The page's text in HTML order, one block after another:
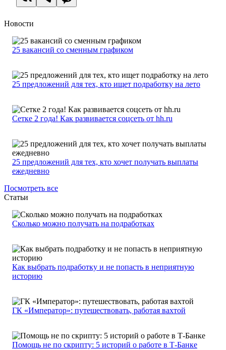
Новости
25 вакансий со сменным графиком
25 предложений для тех, кто ищет подработку на лето
Сетке 2 года! Как развивается соцсеть от hh.ru
25 предложений для тех, кто хочет получать выплаты
ежедневно
Посмотреть все
Статьи
Сколько можно получать на подработках
Как выбрать подработку и не попасть в неприятную
историю
ГК «Император»: путешествовать, работая вахтой
Помощь не по скрипту: 5 историй о работе в Т-Банке